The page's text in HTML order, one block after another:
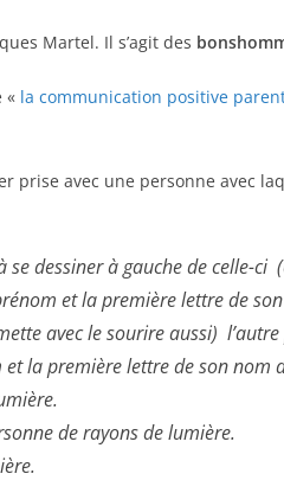
Martel. Il s’agit des
« la communication positive
prise avec une personne avec
dessiner à gauche de celle-ci
et la première lettre de
avec le sourire aussi)
la première lettre de son nom
de rayons de lumière.